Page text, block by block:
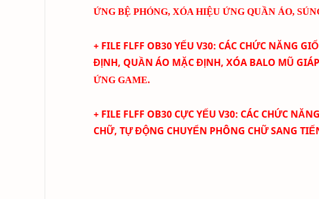
ỨNG BỆ PHÓNG, XÓA HIỆU ỨNG QUẦN ÁO,
+ FILE FLFF OB30YẾU V30: CÁC CHỨC NĂNG
ĐỊNH, QUẦN ÁO MẶC ĐỊNH, XÓA BALO MŨ
ỨNG GAME.
+ FILE FLFF OB30 CỰC YẾU V30: CÁC CHỨC
CHỮ, TỰ ĐỘNG CHUYỂN PHÔNG CHỮ SANG